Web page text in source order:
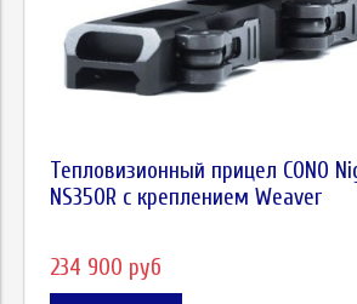
Тепловизионный прицел CONO
NS350R с креплением Weaver
234 900 руб